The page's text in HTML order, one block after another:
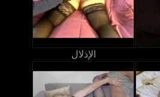
الإذلال